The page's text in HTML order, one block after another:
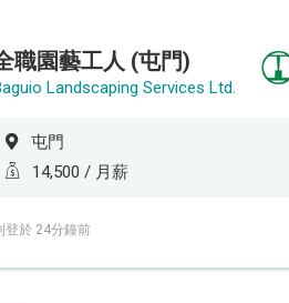
職園藝工人 (屯門)
Landscaping Services Ltd.
屯門
14,500 / 月薪
登於 24分鐘前